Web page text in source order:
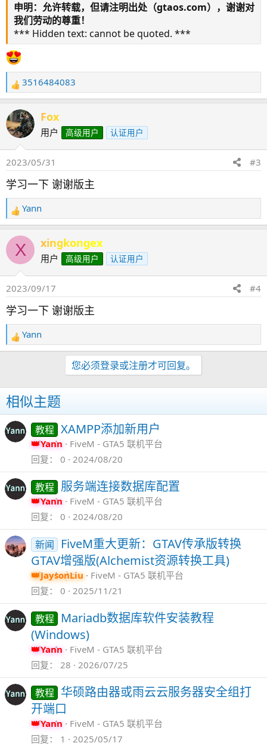
申明：允许转载，但请注明出处（gtaos.com），谢谢对
我们劳动的尊重！
*** Hidden text: cannot be quoted. ***
反
馈
：
3516484083
Fox
用户 高级用户 认证用户
2023/05/31 #3
学习一下 谢谢版主
反
馈
：
Yann
X xingkongex
用户 高级用户 认证用户
2023/09/17 #4
学习一下 谢谢版主
反
馈
Yann
您必须登录或注册才可回复。
相似主题
教程 XAMPP添加新用户
Yann
FiveM - GTA5 联机平台
回复
0 2024/08/20
教程 服务端连接数据库配置
Yann
FiveM - GTA5 联机平台
回复
0 2024/08/20
新闻
FiveM重大更新：GTAV传承版转换
GTAV增强版(Alchemist资源转换工具)
JaysonLiu
FiveM - GTA5 联机平台
回复
0 2025/11/21
教程
Mariadb数据库软件安装教程
(Windows)
Yann
FiveM - GTA5 联机平台
回复
28 2026/07/25
教程 华硕路由器或雨云云服务器安全组打
开端口
Yann
FiveM - GTA5 联机平台
回复
1 2025/05/17